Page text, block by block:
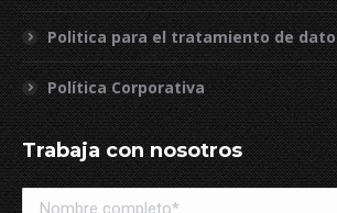
Politica para el tratamiento de
Política Corporativa
Trabaja con nosotros